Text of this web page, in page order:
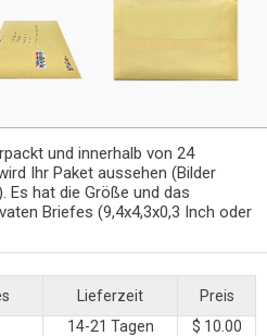
und innerhalb von 24
Ihr Paket aussehen (Bilder
Es hat die Größe und das
Briefes (9,4x4,3x0,3 Inch oder
Lieferzeit
Preis
14-21 Tagen
$ 10.00